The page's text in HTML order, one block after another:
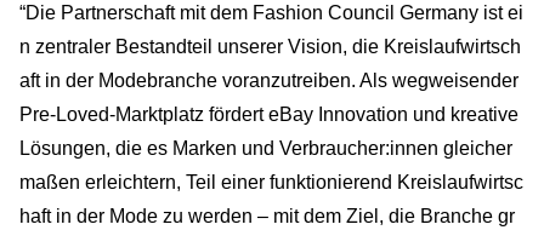
“Die Partnerschaft mit dem Fashion Council Germany ist ei
n zentraler Bestandteil unserer Vision, die Kreislaufwirtsch
aft in der Modebranche voranzutreiben. Als wegweisender
Pre-Loved-Marktplatz fördert eBay Innovation und kreative
Lösungen, die es Marken und Verbraucher:innen gleicher
maßen erleichtern, Teil einer funktionierend Kreislaufwirtsc
haft in der Mode zu werden – mit dem Ziel, die Branche gr